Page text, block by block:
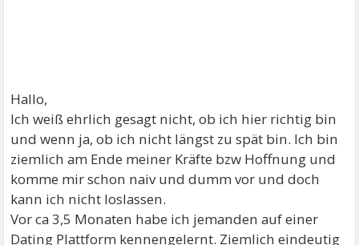
Hallo,
Ich weiß ehrlich gesagt nicht, ob ich hier richtig bin
und wenn ja, ob ich nicht längst zu spät bin. Ich bin
ziemlich am Ende meiner Kräfte bzw Hoffnung und
komme mir schon naiv und dumm vor und doch
kann ich nicht loslassen.
Vor ca 3,5 Monaten habe ich jemanden auf einer
Dating Plattform kennengelernt. Ziemlich eindeutig